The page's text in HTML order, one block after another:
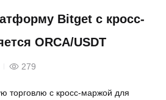
Bitget с кросс-
ORCA/USDT
279
торговлю с кросс-маржой для